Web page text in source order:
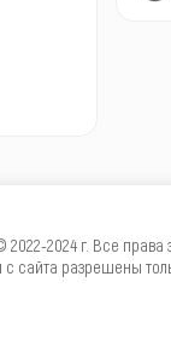
2024 г. Все
сайта разрешены